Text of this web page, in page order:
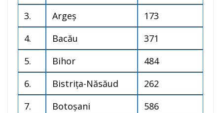
3.
Argeș
173
4.
Bacău
371
5.
Bihor
484
6.
Bistrița-Năsăud
262
7.
Botoșani
586